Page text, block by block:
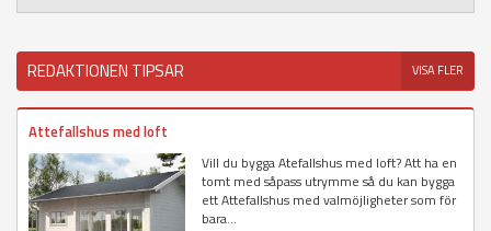
REDAKTIONEN TIPSAR VISA FLER
Attefallshus med loft
Vill du bygga Atefallshus med loft? Att ha en
tomt med såpass utrymme så du kan bygga
ett Attefallshus med valmöjligheter som för
bara...